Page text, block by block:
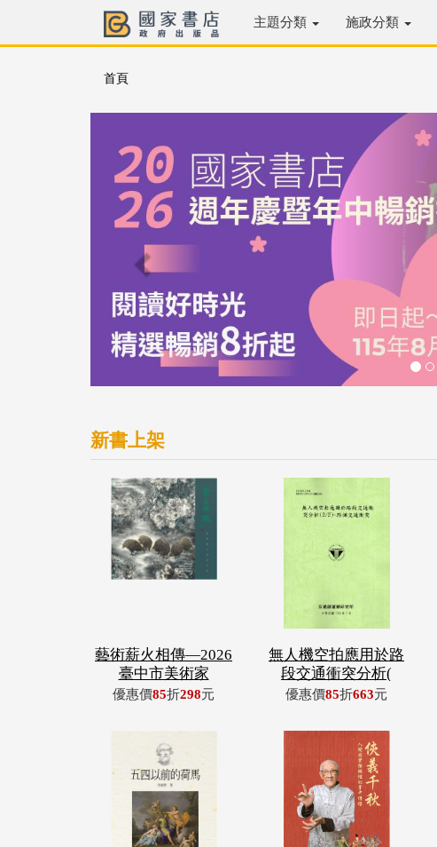
主題分類 施政分類
首頁
新書上架
藝術薪火相傳—2026
臺中市美術家
優惠價85折298元
無人機空拍應用於路
段交通衝突分析(
優惠價85折663元